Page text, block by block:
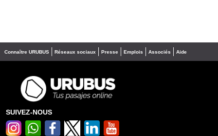
Connaître URUBUS Réseaux sociaux Presse Emplois Associés Aide
SUIVEZ-NOUS